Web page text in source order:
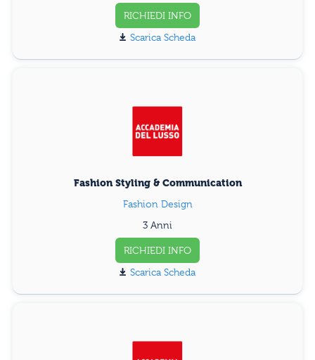
RICHIEDI INFO
Scarica Scheda
Fashion Styling & Communication
Fashion Design
3 Anni
RICHIEDI INFO
Scarica Scheda